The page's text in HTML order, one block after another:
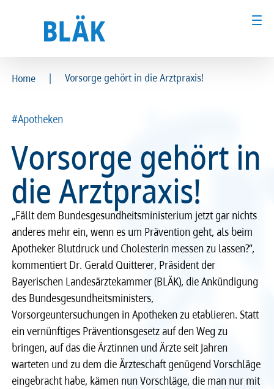
MFA & Fachpersonal
Patientinnen und Patienten
Kammer & Politik
Presse
Karriere
Recht
Service & Kontakt
meineBLÄK
MFA & Fachpersonal
Patientinnen und Patienten
Kammer & Politik
Presse
Karriere
Recht
Service & Kontakt
meineBLÄK
Home | Vorsorge gehört in die Arztpraxis!
#Apotheken
Vorsorge gehört in
die Arztpraxis!
„Fällt dem Bundesgesundheitsministerium jetzt gar nichts
anderes mehr ein, wenn es um Prävention geht, als beim
Apotheker Blutdruck und Cholesterin messen zu lassen?“,
kommentiert Dr. Gerald Quitterer, Präsident der
Bayerischen Landesärztekammer (BLÄK), die Ankündigung
des Bundesgesundheitsministers,
Vorsorgeuntersuchungen in Apotheken zu etablieren. Statt
ein vernünftiges Präventionsgesetz auf den Weg zu
bringen, auf das die Ärztinnen und Ärzte seit Jahren
warteten und zu dem die Ärzteschaft genügend Vorschläge
eingebracht habe, kämen nun Vorschläge, die man nur mit